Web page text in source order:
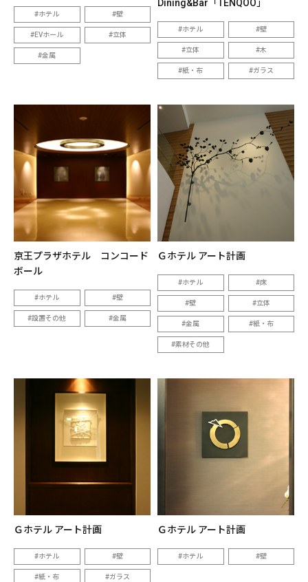
ホテル 壁
EVホール 立体
金属
Dining&Bar「TENQOO」
ホテル 壁
立体 木
紙・布 ガラス
京王プラザホテル コンコード
ボール
ホテル 壁
設置その他 金属
Ｇホテル アート計画
ホテル 床
壁 立体
金属 紙・布
素材その他
Ｇホテル アート計画
ホテル 壁
紙・布 ガラス
Ｇホテル アート計画
ホテル 壁